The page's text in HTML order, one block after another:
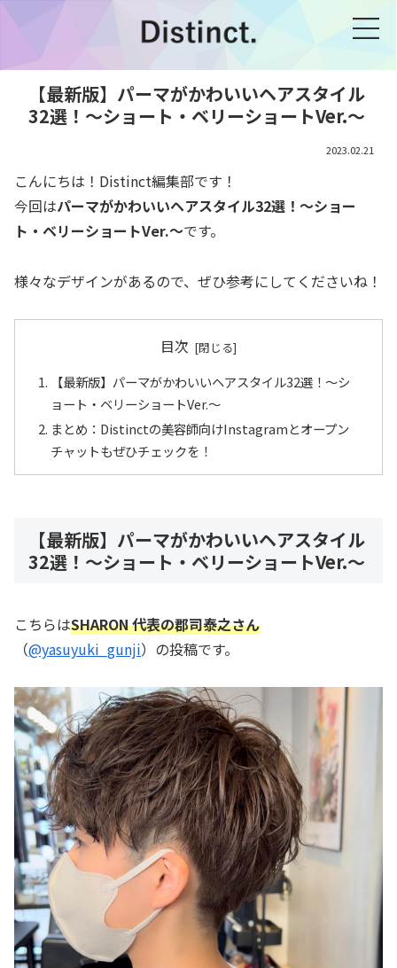
【最新版】パーマがかわいいヘアスタイル
32選！～ショート・ベリーショートVer.～
2023.02.21
こんにちは！Distinct編集部です！
今回はパーマがかわいいヘアスタイル32選！～ショー
ト・ベリーショートVer.～です。
様々なデザインがあるので、ぜひ参考にしてくださいね！
目次
【最新版】パーマがかわいいヘアスタイル32選！～シ
ョート・ベリーショートVer.～
まとめ：Distinctの美容師向けInstagramとオープン
チャットもぜひチェックを！
【最新版】パーマがかわいいヘアスタイル
32選！～ショート・ベリーショートVer.～
こちらはSHARON 代表の郡司泰之さん
（@yasuyuki_gunji）の投稿です。